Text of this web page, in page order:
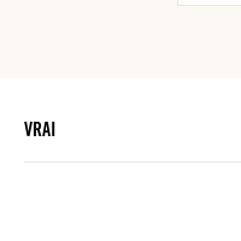
VRAI